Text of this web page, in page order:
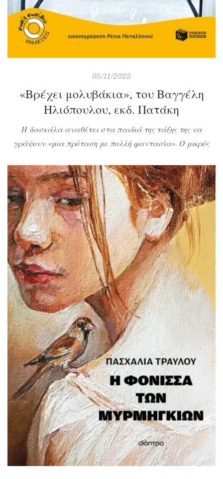
05/11/2025
«Βρέχει μολυβάκια», του Βαγγέλη
Ηλιόπουλου, εκδ. Πατάκη
Η δασκάλα αναθέτει στα παιδιά της τάξης της να
γράψουν «μια πρόταση με πολλή φαντασία». Ο μικρός
το βράδυ συμβαίνει κάτι αναπάντεχο: βρέχει μολυβάκια!
Πώς θα συμβάλλει αυτό το φαινόμενο στο γράψιμο της
εργασίας;